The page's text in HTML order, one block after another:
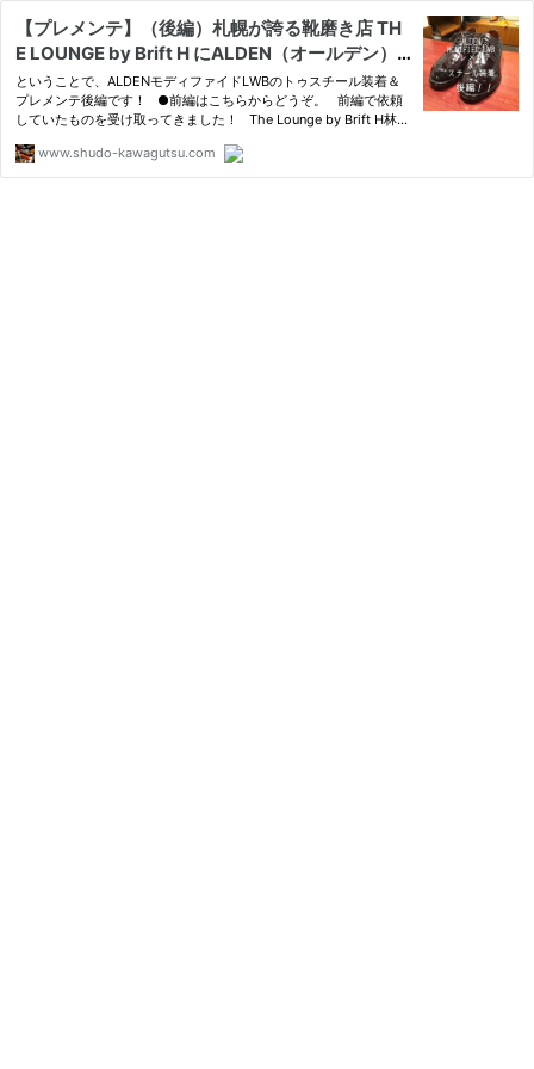
【プレメンテ】（後編）札幌が誇る靴磨き店 TH
E LOUNGE by Brift H にALDEN（オールデン）
モディファイドLWBのプレメンテとヴィンテー
ジスチール装着をお願いしてみた話！ | 首藤革靴
出張所
ということで、ALDENモディファイドLWBのトゥスチール装着＆
プレメンテ後編です！ ●前編はこちらからどうぞ。 前編で依頼
していたものを受け取ってきました！ The Lounge by Brift H林田
www.shudo-kawagutsu.com